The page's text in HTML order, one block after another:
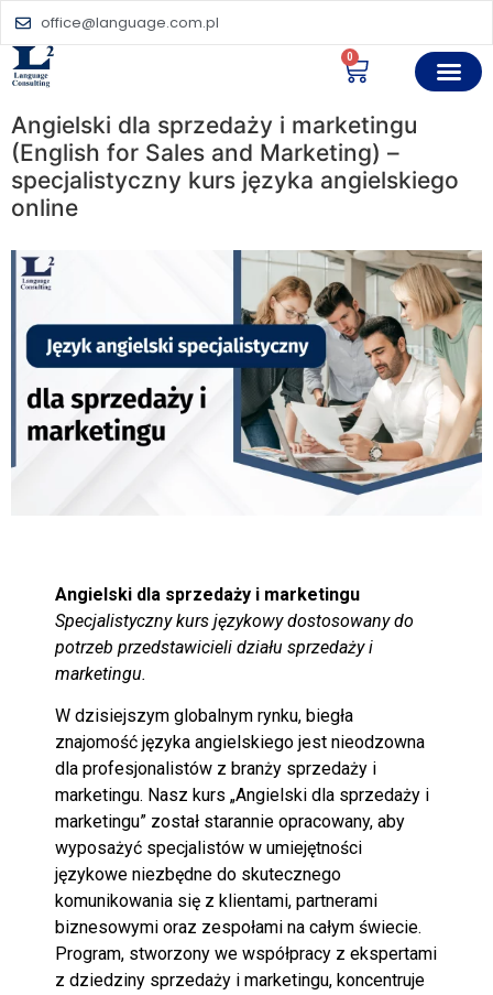
office@language.com.pl
0
Angielski dla sprzedaży i marketingu
(English for Sales and Marketing) –
specjalistyczny kurs języka angielskiego
online
Angielski dla sprzedaży i marketingu
Specjalistyczny kurs językowy dostosowany do
potrzeb przedstawicieli działu sprzedaży i
marketingu.
W dzisiejszym globalnym rynku, biegła
znajomość języka angielskiego jest nieodzowna
dla profesjonalistów z branży sprzedaży i
marketingu. Nasz kurs „Angielski dla sprzedaży i
marketingu” został starannie opracowany, aby
wyposażyć specjalistów w umiejętności
językowe niezbędne do skutecznego
komunikowania się z klientami, partnerami
biznesowymi oraz zespołami na całym świecie.
Program, stworzony we współpracy z ekspertami
z dziedziny sprzedaży i marketingu, koncentruje